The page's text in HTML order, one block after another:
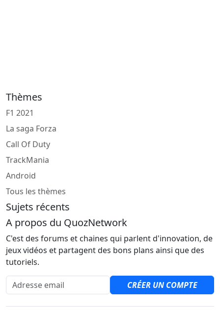
Thèmes
F1 2021
La saga Forza
Call Of Duty
TrackMania
Android
Tous les thèmes
Sujets récents
A propos du QuozNetwork
C'est des forums et chaines qui parlent d'innovation, de
jeux vidéos et partagent des bons plans ainsi que des
tutoriels.
Adresse email
CRÉER UN COMPTE